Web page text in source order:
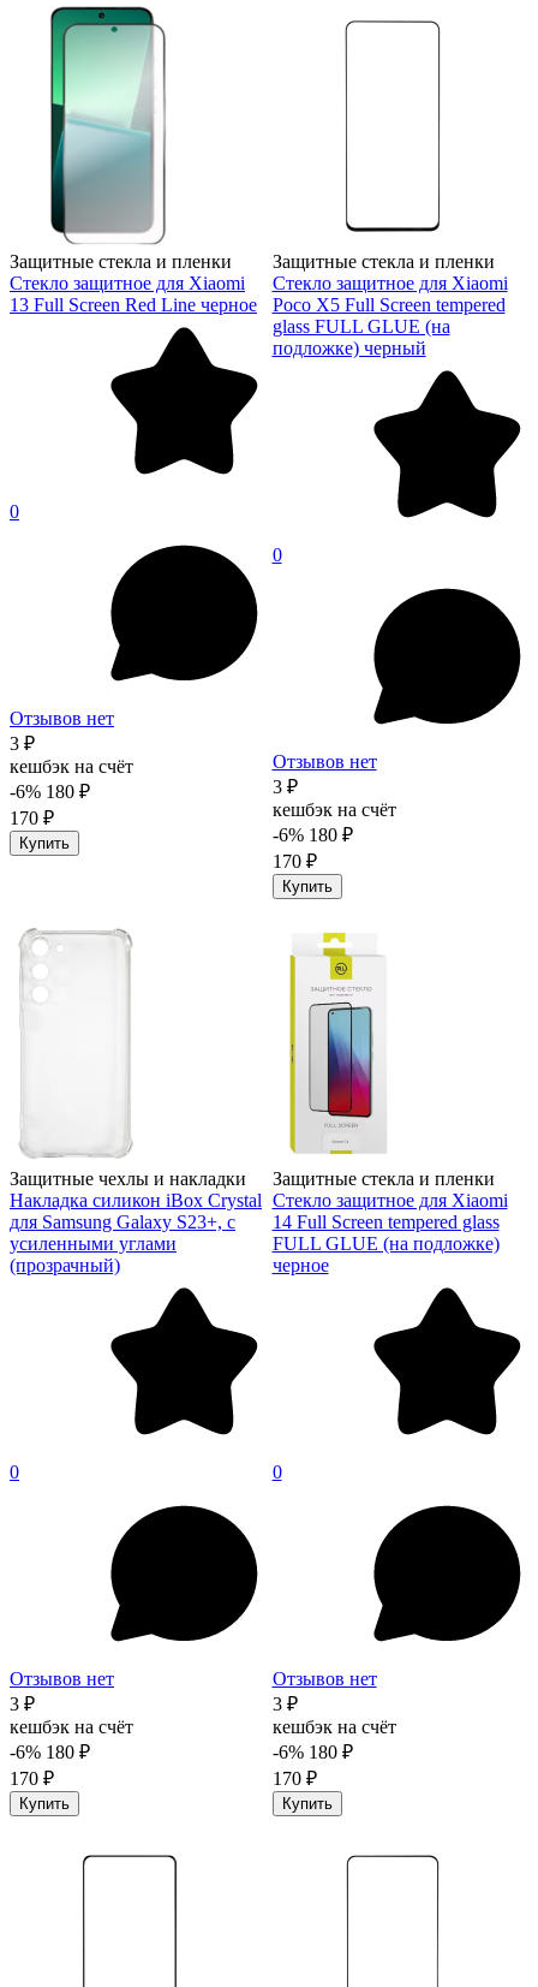
Защитные стекла и пленки
Стекло защитное для Xiaomi
13 Full Screen Red Line черное
0
Отзывов нет
3 ₽
кешбэк на счёт
-6% 180 ₽
170 ₽
Купить
Защитные стекла и пленки
Стекло защитное для Xiaomi
Poco X5 Full Screen tempered
glass FULL GLUE (на
подложке) черный
0
Отзывов нет
3 ₽
кешбэк на счёт
-6% 180 ₽
170 ₽
Купить
Защитные чехлы и накладки
Накладка силикон iBox Crystal
для Samsung Galaxy S23+, с
усиленными углами
(прозрачный)
0
Отзывов нет
3 ₽
кешбэк на счёт
-6% 180 ₽
170 ₽
Купить
Защитные стекла и пленки
Стекло защитное для Xiaomi
14 Full Screen tempered glass
FULL GLUE (на подложке)
черное
0
Отзывов нет
3 ₽
кешбэк на счёт
-6% 180 ₽
170 ₽
Купить